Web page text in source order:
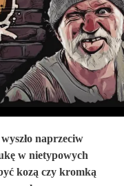
naprzeciw
w nietypowych
kozą czy kromką